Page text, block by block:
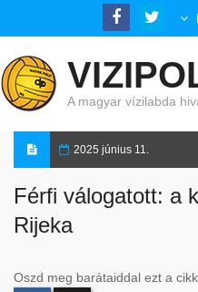
A magyar vízilabda
2025 június 11.
Férfi válogatott: a
Rijeka
Oszd meg barátaiddal ezt a